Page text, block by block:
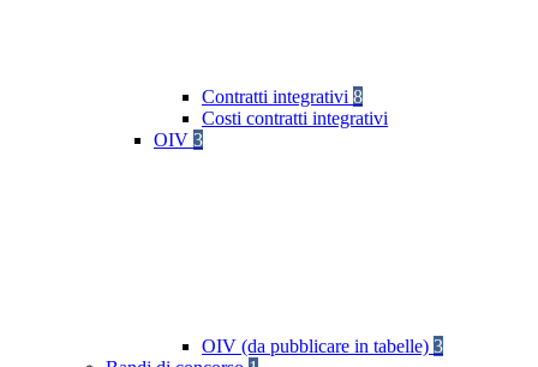
Contratti integrativi 8
Costi contratti integrativi
OIV 3
OIV (da pubblicare in tabelle) 3